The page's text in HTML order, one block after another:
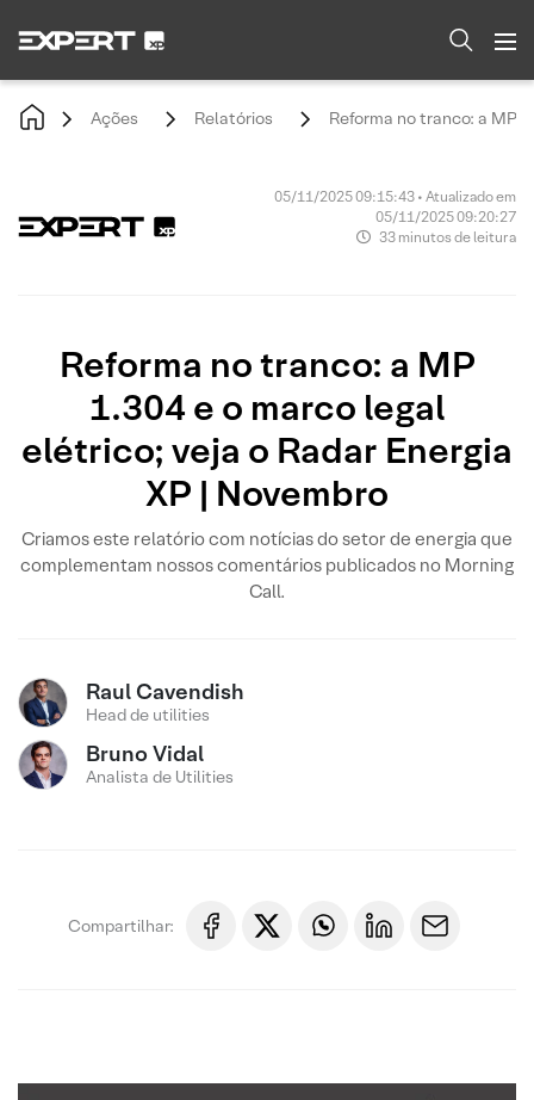
Ações Relatórios Reforma no tranco: a MP
05/11/2025 09:15:43 • Atualizado em
05/11/2025 09:20:27
33 minutos de leitura
Reforma no tranco: a MP
1.304 e o marco legal
elétrico; veja o Radar Energia
XP | Novembro
Criamos este relatório com notícias do setor de energia que
complementam nossos comentários publicados no Morning
Call.
Raul Cavendish
Head de utilities
Bruno Vidal
Analista de Utilities
Compartilhar: